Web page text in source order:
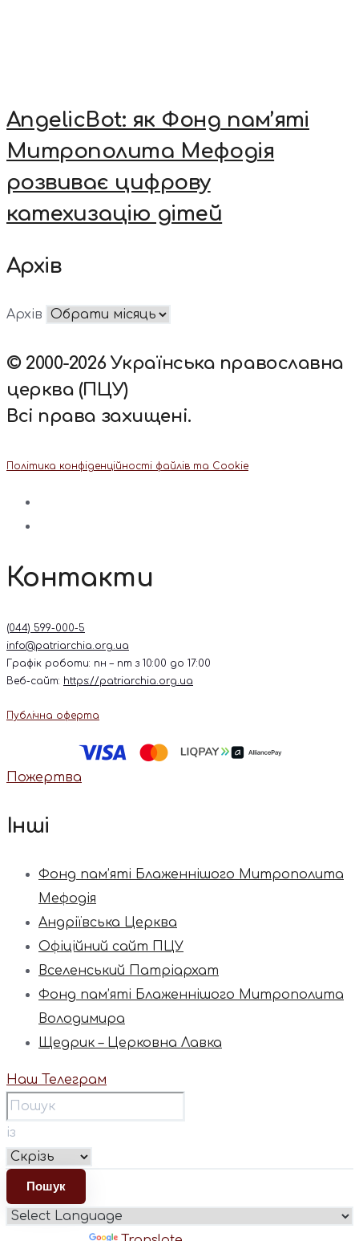
AngelicBot: як Фонд пам’яті
Митрополита Мефодія
розвиває цифрову
катехизацію дітей
Архів
Архів
© 2000-2026 Українська православна
церква (ПЦУ)
Всі права захищені.
Політика конфіденційності файлів та Cookie
Контакти
(044) 599-000-5
info@patriarchia.org.ua
Графік роботи: пн – пт з 10:00 до 17:00
Веб-сайт: https://patriarchia.org.ua
Публічна оферта
Пожертва
Інші
Фонд пам’яті Блаженнішого Митрополита
Мефодія
Андріївська Церква
Офіційний сайт ПЦУ
Вселенський Патріархат
Фонд пам’яті Блаженнішого Митрополита
Володимира
Щедрик – Церковна Лавка
Наш Телеграм
із